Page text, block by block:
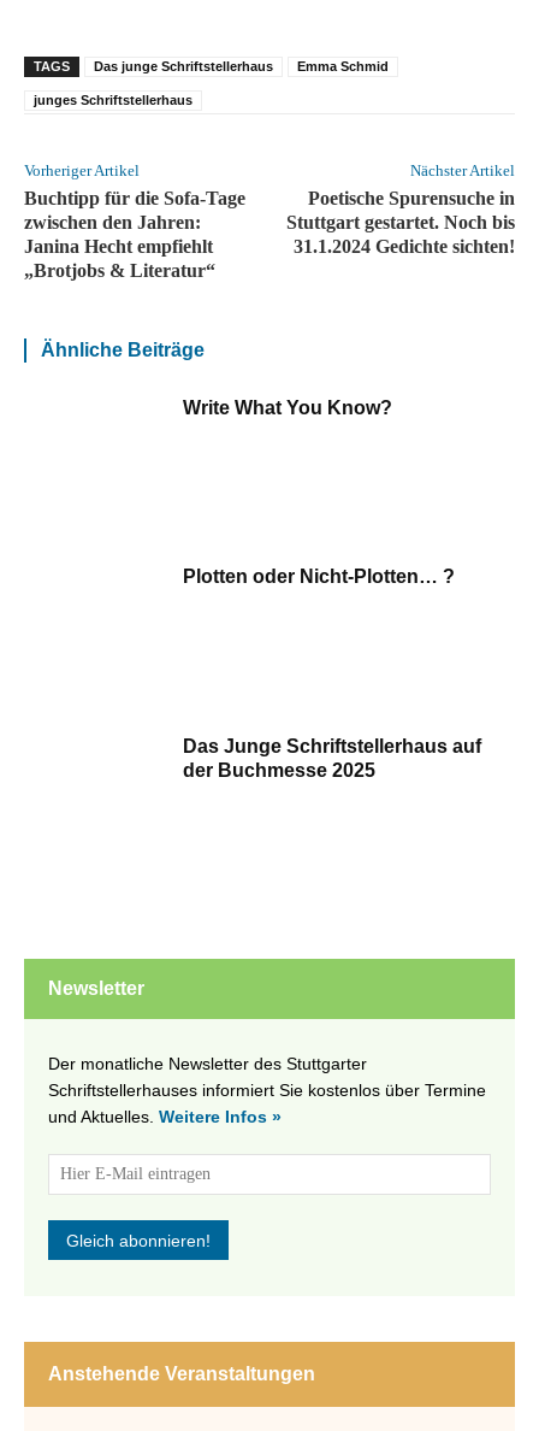
TAGS Das junge Schriftstellerhaus Emma Schmid
junges Schriftstellerhaus
Vorheriger Artikel
Buchtipp für die Sofa-Tage
zwischen den Jahren:
Janina Hecht empfiehlt
„Brotjobs & Literatur“
Nächster Artikel
Poetische Spurensuche in
Stuttgart gestartet. Noch bis
31.1.2024 Gedichte sichten!
Ähnliche Beiträge
Write What You Know?
Plotten oder Nicht-Plotten… ?
Das Junge Schriftstellerhaus auf
der Buchmesse 2025
Newsletter
Der monatliche Newsletter des Stuttgarter
Schriftstellerhauses informiert Sie kostenlos über Termine
und Aktuelles. Weitere Infos »
Anstehende Veranstaltungen